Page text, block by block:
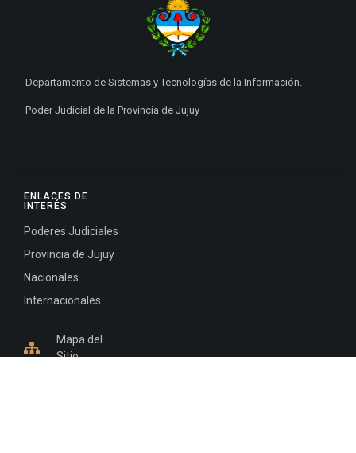
ENLACES DE
INTERÉS
Poderes Judiciales
Provincia de Jujuy
Nacionales
Internacionales
Mapa del
Sitio
Departamento de Sistemas y Tecnologías de la Información.
Poder Judicial de la Provincia de Jujuy